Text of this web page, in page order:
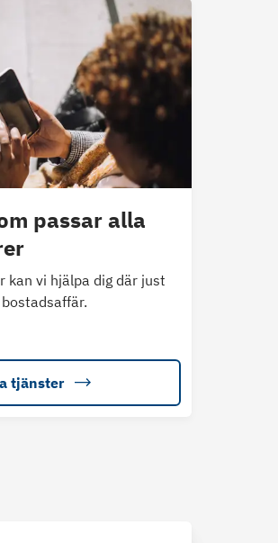
passar alla
kan vi hjälpa dig där just
tjänster